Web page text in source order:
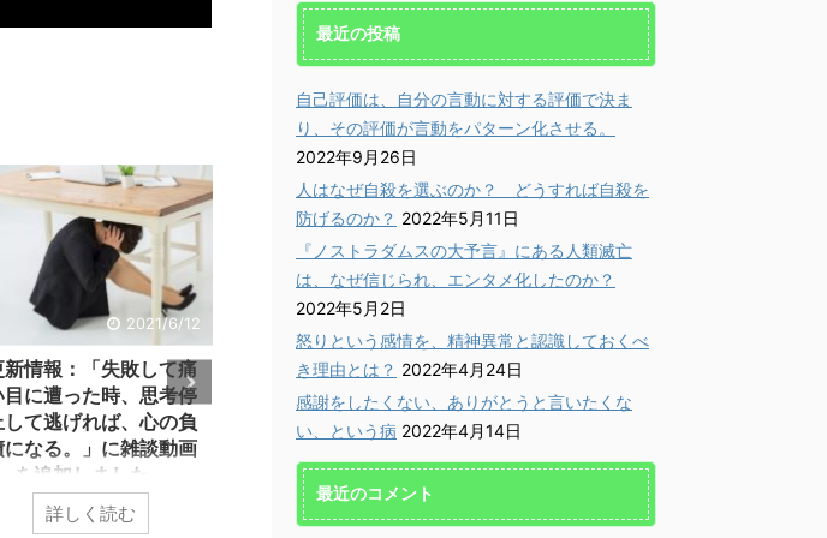
2021/6/12
新情報：「失敗して痛
目に遭った時、思考停
して逃げれば、心の負
になる。」に雑談動画
を追加しました。
軽やかに♪ 心click」管理
、小池義孝です。 過去記
詳しく読む
2022/9/26
自己評価は、自分の言動
に対する評価で決まり、
その評価が言動をパター
ン化させる。
「軽やかに♪ 心click」管理
人、小池義孝です。どのような
自己評価で生きているかによっ
詳しく読む
か？ どうすれば自殺を
人、小池義孝です。人は何故、
自殺を選ぶのでしょうか？ 自
殺するまで追い込まれない為に
詳しく読む
最近の投稿
自己評価は、自分の言動に対する評価で決ま
り、その評価が言動をパターン化させる。
2022年9月26日
人はなぜ自殺を選ぶのか？ どうすれば自殺を
防げるのか？ 2022年5月11日
『ノストラダムスの大予言』にある人類滅亡
は、なぜ信じられ、エンタメ化したのか？
2022年5月2日
怒りという感情を、精神異常と認識しておくべ
き理由とは？ 2022年4月24日
感謝をしたくない、ありがとうと言いたくな
い、という病 2022年4月14日
最近のコメント